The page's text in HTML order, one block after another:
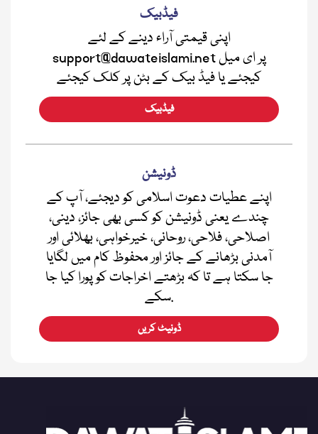
فیڈبیک
اپنی قیمتی آراء دینے کے لئے
support@dawateislami.net پر ای میل
کیجئے یا فیڈ بیک کے بٹن پر کلک کیجئے
فیڈبیک
ڈونیشن
اپنے عطیات دعوت اسلامی کو دیجئے، آپ کے
چندے یعنی ڈونیشن کو کسی بھی جائز، دینی،
اصلاحی، فلاحی، روحانی، خیرخواہی، بھلائی اور
آمدنی بڑھانے کے جائز اور محفوظ کام میں لگایا
جا سکتا ہے تا کہ بڑھتے اخراجات کو پورا کیا جا
سکے.
ڈونیٹ کریں